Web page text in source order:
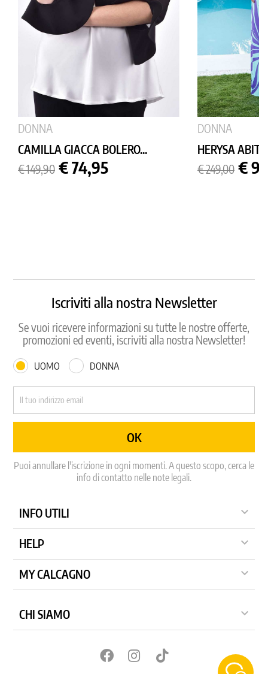
DONNA
CAMILLA GIACCA BOLERO...
Prezzo
base
€ 149,90 Prezzo
€ 74,95
DONNA
HERYSA
Prezzo
base
€ 249,00 €
Iscriviti alla nostra Newsletter
Se vuoi ricevere informazioni su tutte le nostre offerte,
promozioni ed eventi, iscriviti alla nostra Newsletter!
UOMO DONNA
Puoi annullare l'iscrizione in ogni momenti. A questo scopo, cerca le
info di contatto nelle note legali.
INFO UTILI 
HELP 
MY CALCAGNO 
CHI SIAMO 